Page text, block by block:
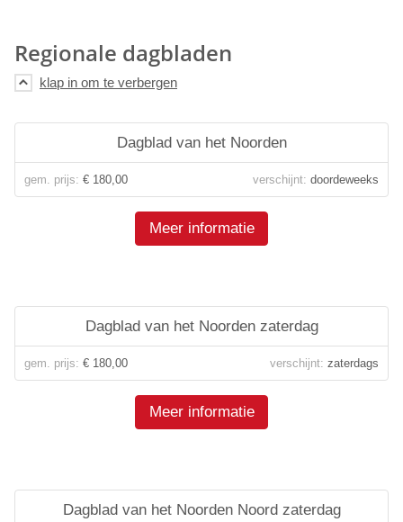
Regionale dagbladen
Dagblad van het Noorden
gem. prijs: € 180,00 verschijnt: doordeweeks
Meer informatie
Dagblad van het Noorden zaterdag
gem. prijs: € 180,00 verschijnt: zaterdags
Meer informatie
Dagblad van het Noorden Noord zaterdag